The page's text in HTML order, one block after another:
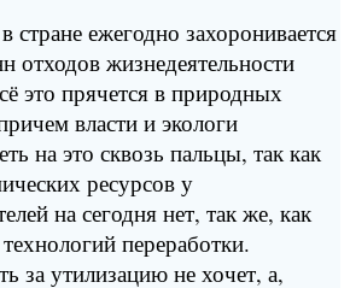
стране ежегодно захоронивается
отходов жизнедеятельности
это прячется в природных
власти и экологи
на это сквозь пальцы, так как
ресурсов у
на сегодня нет, так же, как
переработки.
за утилизацию не хочет, а,